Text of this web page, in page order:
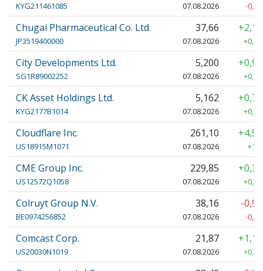
KYG211461085 07.08.2026 -
Chugai Pharmaceutical Co. Ltd.
JP3519400000
37,66
07.08.2026
City Developments Ltd.
SG1R89002252
5,200
07.08.2026
CK Asset Holdings Ltd.
KYG2177B1014
5,162
07.08.2026
Cloudflare Inc.
US18915M1071
261,10
07.08.2026
CME Group Inc.
US12572Q1058
229,85
07.08.2026
Colruyt Group N.V.
BE0974256852
38,16
07.08.2026
-
-
Comcast Corp.
US20030N1019
21,87
07.08.2026